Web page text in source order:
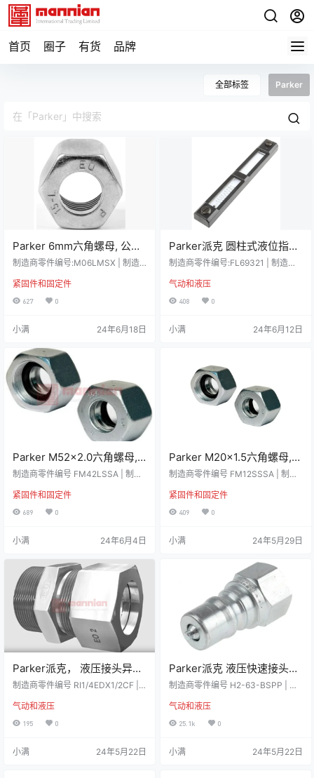
首页 圈子 有货 品牌
全部标签 Parker
Parker 6mm六角螺母, 公制,
黄铜制, M06LMSX
制造商零件编号:M06LMSX | 制造
母是 Ermeto DIN 配件组件,用于高
压液压管道配件,是构建完整配件系
SO 8434 标准 技术参数 属性数值
螺纹尺寸6mm材料黄铜类型螺母表
面处理本色符合标准ISO 8434 资料
下载 数据表…
紧固件和固定件
627 0
小满 24年6月18日
Parker派克 圆柱式液位指示
器, 254mm刻度长度, 最高工
制造商零件编号:FL69321 | 制造商:
计用于增加水箱安装样式，提高效
率。 这些液位温度计具有协调设
因此这些量规与基于矿物和石油的
定件• M10 和 M12 螺纹螺栓选项•
3 种尺寸，带或不带温度计 - 76 m
m、12…
气动和液压
408 0
小满 24年6月12日
Parker M52x2.0六角螺母,
公制, 钢制, FM42LSSA
制造商零件编号 FM42LSSA | 制造
能螺母是用于高压液压管件的 DIN
配件。它适用于液压液体、化学液
体、燃料、气体、蒸汽等应用。它
造等领域 对侵蚀性媒介和环境影响
数 数据数值英制或公制公制螺母类
型六角螺母螺纹尺寸M52x2.0材料
钢类型螺母表面处理本色 资料下载
数据表-FM4…
紧固件和固定件
689 0
小满 24年6月4日
Parker M20x1.5六角螺母,
公制, 钢制, FM12SSSA
制造商零件编号 FM12SSSA | 制造
能螺母是用于高压液压管件的 DIN
配件。它适用于液压液体、化学液
体、燃料、气体、蒸汽等应用。它
造等领域 对侵蚀性媒介和环境影响
数 属性数值英制或公制公制螺母类
型六角螺母螺纹尺寸M20x1.5材料
钢类型螺母表面处理本色 资料下载
数据表-FM1…
紧固件和固定件
409 0
小满 24年5月29日
Parker派克， 液压接头异径
接头, EO系列, 钢制，
制造商零件编号 RI1/4EDX1/2CF |
管 减少螺纹适配器，带插入式 (Rs)
BSP 并行螺纹到包容式 (Rp) BSP 并
行螺纹。 插入式螺纹采用端口连接
范围：-30 to +100°C（不减压情况
气动和液压
195 0
小满 24年5月22日
Parker派克 液压快速接头
60系列, G 1/4 内螺纹, 公接
MPa, 钢制，H2-63-BSPP
制造商零件编号 H2-63-BSPP | 制
酸钢 Parker 60 系列快速连接联轴
器，用于液压应用。 60 系列是双重
关闭联轴器，适用于频繁连接和断
和优势 BSPP 螺纹尺寸硬化螺纹接
气动和液压
25.1k 0
小满 24年5月22日